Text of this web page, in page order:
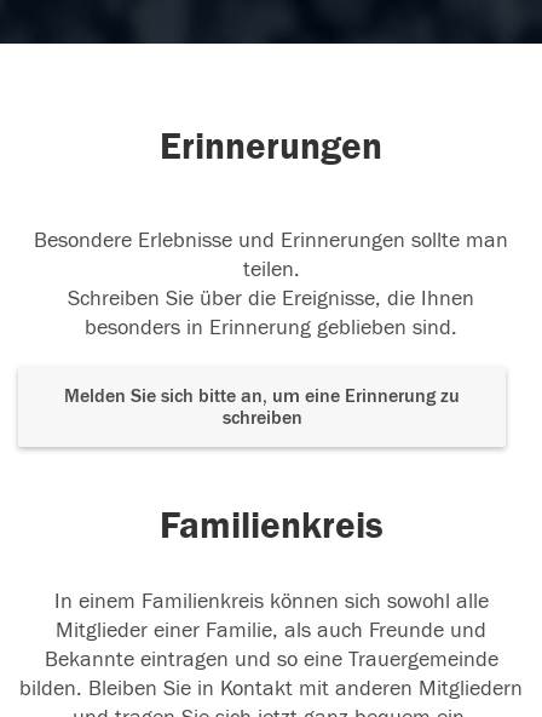
Erinnerungen
Besondere Erlebnisse und Erinnerungen sollte man
teilen.
Schreiben Sie über die Ereignisse, die Ihnen
besonders in Erinnerung geblieben sind.
Melden Sie sich bitte an, um eine Erinnerung zu
schreiben
Familienkreis
In einem Familienkreis können sich sowohl alle
Mitglieder einer Familie, als auch Freunde und
Bekannte eintragen und so eine Trauergemeinde
bilden. Bleiben Sie in Kontakt mit anderen Mitgliedern